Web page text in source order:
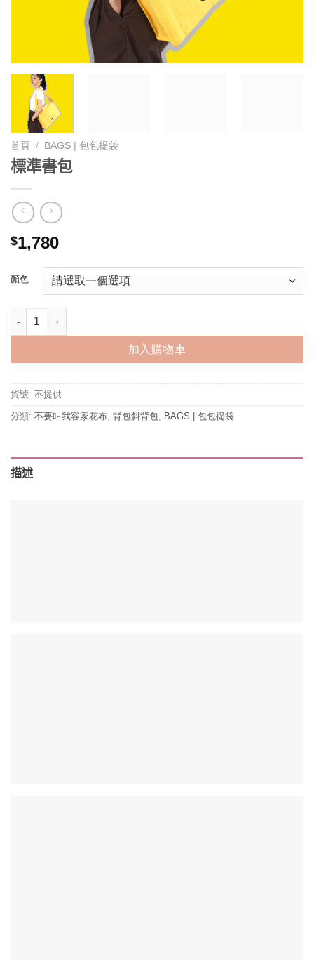
首頁 / BAGS | 包包提袋
標準書包
$1,780
顏色
標準書包 數量
加入購物車
貨號: 不提供
分類: 不要叫我客家花布, 背包斜背包, BAGS | 包包提袋
描述